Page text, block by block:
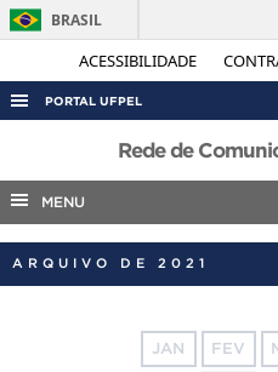
ACESSIBILIDADE
BRASIL
PORTAL UFPEL
ACESSO À INFORMAÇÃO
AUDITORIA
COBALTO
CONCURSOS
Rede de
MENU
ARQUIVO DE 2021
JAN FEV